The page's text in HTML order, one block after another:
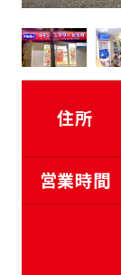
住所
営業時間